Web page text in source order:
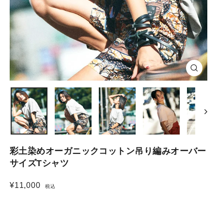
Close
(esc)
彩土染めオーガニックコットン吊り編みオーバー
サイズTシャツ
Regular
¥11,000 税込